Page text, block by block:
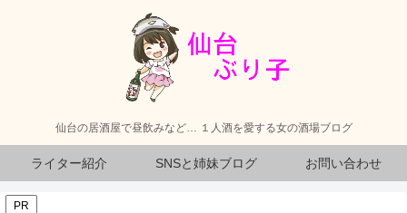
仙台の居酒屋で昼飲みなど… １人酒を愛する女の酒場ブログ
ライター紹介 SNSと姉妹ブログ お問い合わせ
PR